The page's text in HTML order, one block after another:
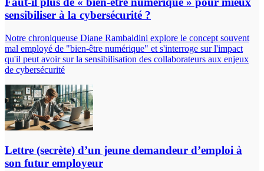
sensibiliser à la cybersécurité ?
Notre chroniqueuse Diane Rambaldini explore le concept souvent
mal employé de "bien-être numérique" et s'interroge sur l'impact
qu'il peut avoir sur la sensibilisation des collaborateurs aux enjeux
de cybersécurité
Lettre (secrète) d’un jeune demandeur d’emploi à
son futur employeur